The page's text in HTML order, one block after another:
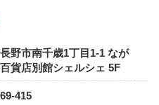
野市南千歳1丁目1-1 なが
貨店別館シェルシェ 5F
415